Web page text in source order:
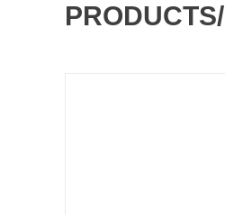
PRODUCTS/